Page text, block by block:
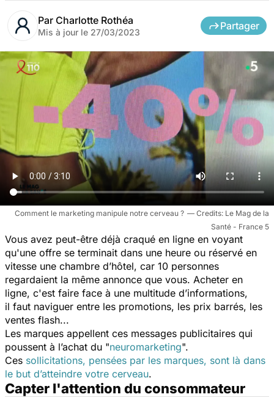
Par Charlotte Rothéa
Mis à jour le 27/03/2023
Partager
Comment le marketing manipule notre cerveau ?
Le Mag de la
Santé - France 5
Vous avez peut-être déjà craqué en ligne en voyant
qu'une offre se terminait dans une heure ou réservé en
vitesse une chambre d’hôtel, car 10 personnes
regardaient la même annonce que vous. Acheter en
ligne, c'est faire face à une multitude d’informations,
il faut naviguer entre les promotions, les prix barrés, les
ventes flash...
Les marques appellent ces messages publicitaires qui
poussent à l’achat du "neuromarketing".
Ces sollicitations, pensées par les marques, sont là dans
le but d’atteindre votre cerveau.
Capter l'attention du consommateur